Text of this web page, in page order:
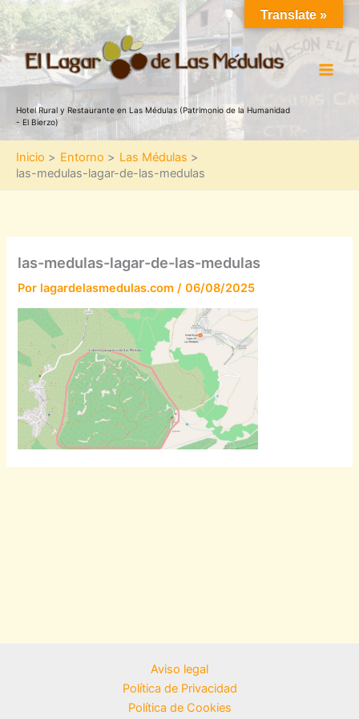
Ir
al
contenido
Hotel Rural y Restaurante en Las Médulas (Patrimonio de la Humanidad
- El Bierzo)
Inicio Entorno
Las Médulas
las-medulas-lagar-de-las-medulas
las-medulas-lagar-de-las-medulas
Por lagardelasmedulas.com/06/08/2025
Aviso legal
Política de Privacidad
Política de Cookies
Translate »